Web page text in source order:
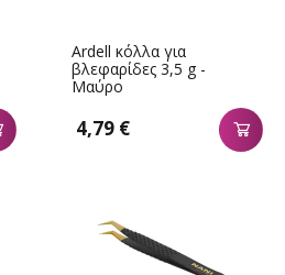
Ardell κόλλα για
βλεφαρίδες 3,5 g -
Μαύρο
4,79 €